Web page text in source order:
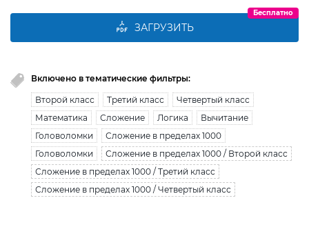
ЗАГРУЗИТЬ
Бесплатно
Включено в тематические фильтры:
Второй класс Третий класс
Четвертый класс
Математика
Сложение Логика
Вычитание
Головоломки
Сложение в пределах 1000
Головоломки
Сложение в пределах 1000 / Второй класс
Сложение в пределах 1000 / Третий класс
Сложение в пределах 1000 / Четвертый класс